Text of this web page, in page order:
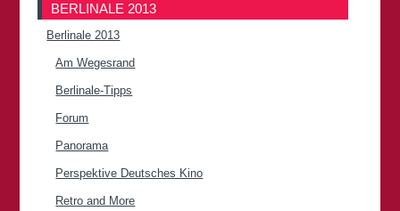
BERLINALE 2013
Berlinale 2013
Am Wegesrand
Berlinale-Tipps
Forum
Panorama
Perspektive Deutsches Kino
Retro and More